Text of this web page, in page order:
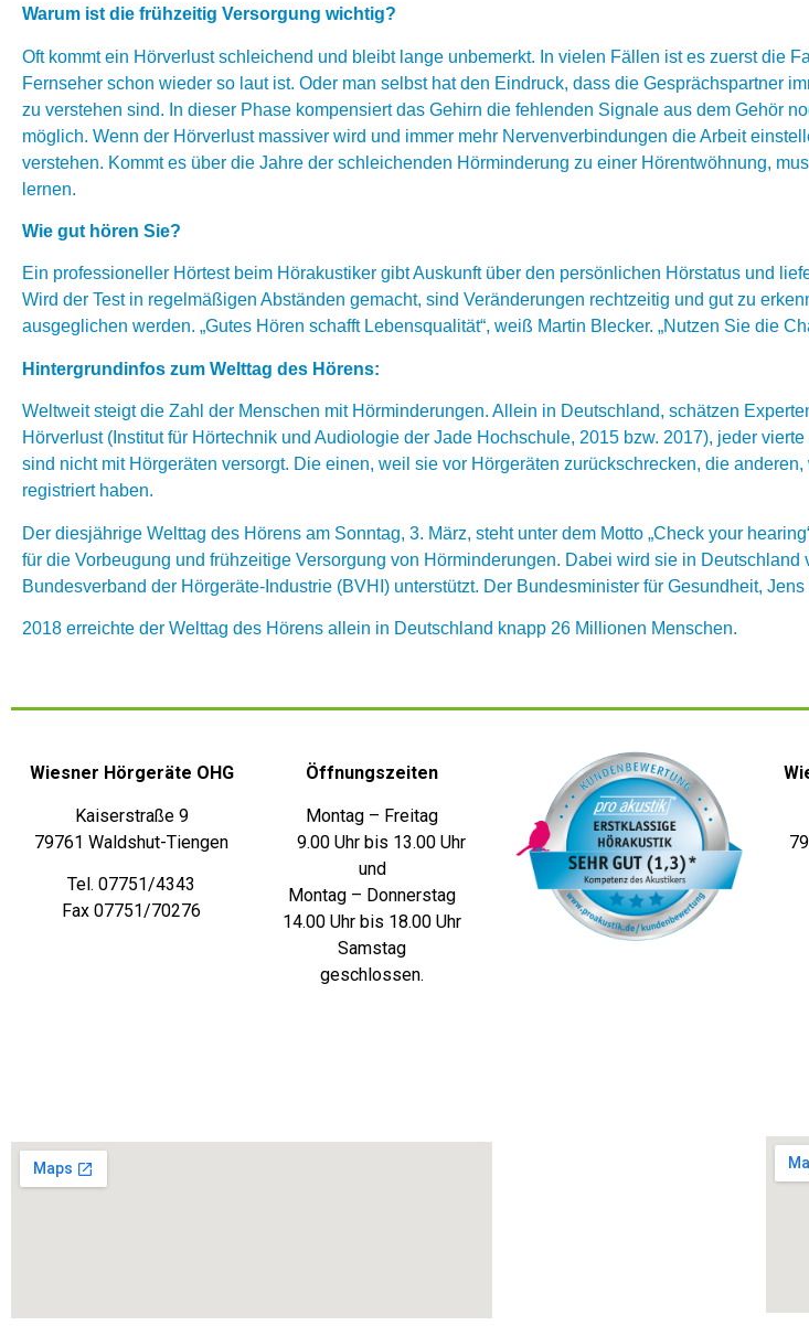
Warum ist die frühzeitig Versorgung wichtig?
Oft kommt ein Hörverlust schleichend und bleibt lange unbemerkt. In vielen Fällen ist es zuerst die
Fernseher schon wieder so laut ist. Oder man selbst hat den Eindruck, dass die Gesprächspartner
zu verstehen sind. In dieser Phase kompensiert das Gehirn die fehlenden Signale aus dem Gehör
möglich. Wenn der Hörverlust massiver wird und immer mehr Nervenverbindungen die Arbeit
verstehen. Kommt es über die Jahre der schleichenden Hörminderung zu einer Hörentwöhnung,
lernen.
Wie gut hören Sie?
Ein professioneller Hörtest beim Hörakustiker gibt Auskunft über den persönlichen Hörstatus und
Wird der Test in regelmäßigen Abständen gemacht, sind Veränderungen rechtzeitig und gut zu
ausgeglichen werden. „Gutes Hören schafft Lebensqualität“, weiß Martin Blecker. „Nutzen Sie die
Hintergrundinfos zum Welttag des Hörens:
Weltweit steigt die Zahl der Menschen mit Hörminderungen. Allein in Deutschland, schätzen
Hörverlust (Institut für Hörtechnik und Audiologie der Jade Hochschule, 2015 bzw. 2017), jeder
sind nicht mit Hörgeräten versorgt. Die einen, weil sie vor Hörgeräten zurückschrecken, die
registriert haben.
Der diesjährige Welttag des Hörens am Sonntag, 3. März, steht unter dem Motto „Check your
für die Vorbeugung und frühzeitige Versorgung von Hörminderungen. Dabei wird sie in
Bundesverband der Hörgeräte-Industrie (BVHI) unterstützt. Der Bundesminister für Gesundheit,
2018 erreichte der Welttag des Hörens allein in Deutschland knapp 26 Millionen Menschen.
Wiesner Hörgeräte OHG
Kaiserstraße 9
79761 Waldshut-Tiengen
Tel. 07751/4343
Fax 07751/70276
Öffnungszeiten
Montag – Freitag
9.00 Uhr bis 13.00 Uhr
und
Montag – Donnerstag
14.00 Uhr bis 18.00 Uhr
Samstag
geschlossen.